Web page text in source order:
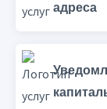
адреса